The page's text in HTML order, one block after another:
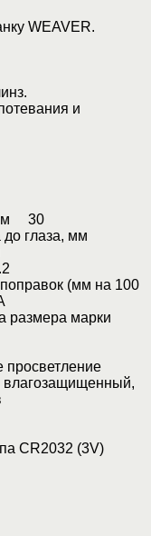
WEAVER.
и
мм 30
до глаза, мм
(мм на 100
размера марки
CR2032 (3V)